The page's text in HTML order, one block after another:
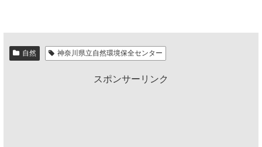
自然 神奈川県立自然環境保全センター
スポンサーリンク